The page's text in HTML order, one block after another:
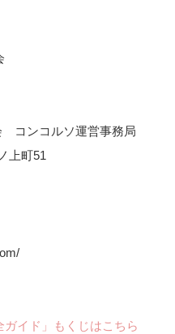
コンコルソ運営事務局
上町51
ガイド」もくじはこちら